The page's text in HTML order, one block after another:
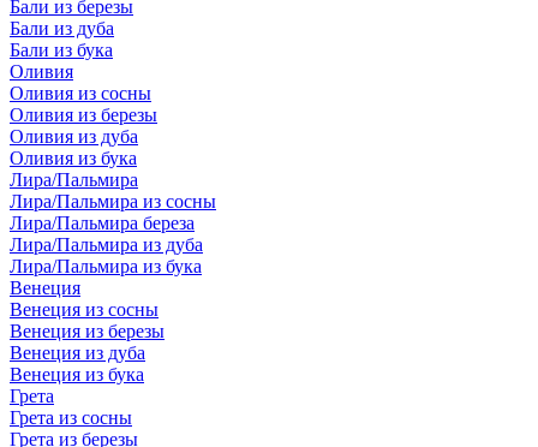
Бали из березы
Бали из дуба
Бали из бука
Оливия
Оливия из сосны
Оливия из березы
Оливия из дуба
Оливия из бука
Лира/Пальмира
Лира/Пальмира из сосны
Лира/Пальмира береза
Лира/Пальмира из дуба
Лира/Пальмира из бука
Венеция
Венеция из сосны
Венеция из березы
Венеция из дуба
Венеция из бука
Грета
Грета из сосны
Грета из березы